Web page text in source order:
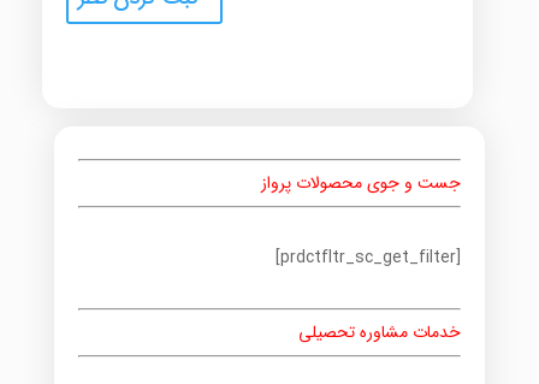
جست و جوی محصولات پرواز
[prdctfltr_sc_get_filter]
خدمات مشاوره تحصیلی